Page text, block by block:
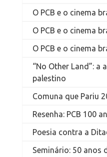
O PCB e o cinema
O PCB e o cinema
O PCB e o cinema
“No Other Land”: a
palestino
Comuna que Pariu
Resenha: PCB 100
Poesia contra a
Seminário: 50 anos